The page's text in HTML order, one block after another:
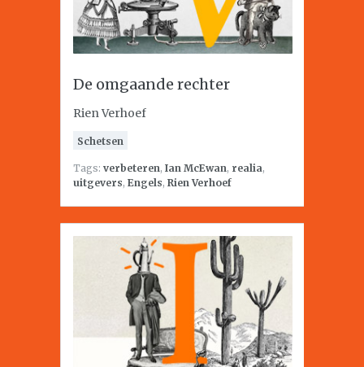
De omgaande rechter
Rien Verhoef
Schetsen
Tags: verbeteren, Ian McEwan, realia,
uitgevers, Engels, Rien Verhoef